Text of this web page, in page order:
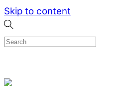
Skip to content